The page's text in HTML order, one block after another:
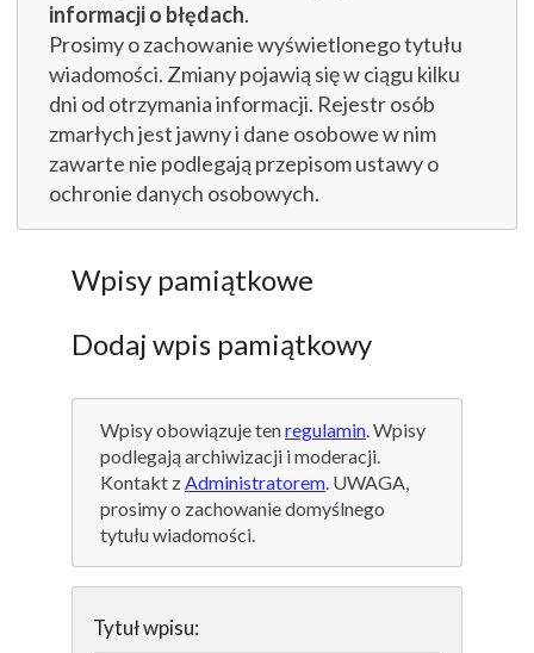
informacji o błędach.
Prosimy o zachowanie wyświetlonego tytułu
wiadomości. Zmiany pojawią się w ciągu kilku
dni od otrzymania informacji. Rejestr osób
zmarłych jest jawny i dane osobowe w nim
zawarte nie podlegają przepisom ustawy o
ochronie danych osobowych.
Wpisy pamiątkowe
Dodaj wpis pamiątkowy
Wpisy obowiązuje tenregulamin. Wpisy
podlegają archiwizacji i moderacji.
Kontakt zAdministratorem. UWAGA,
prosimy o zachowanie domyślnego
tytułu wiadomości.
Tytuł wpisu: